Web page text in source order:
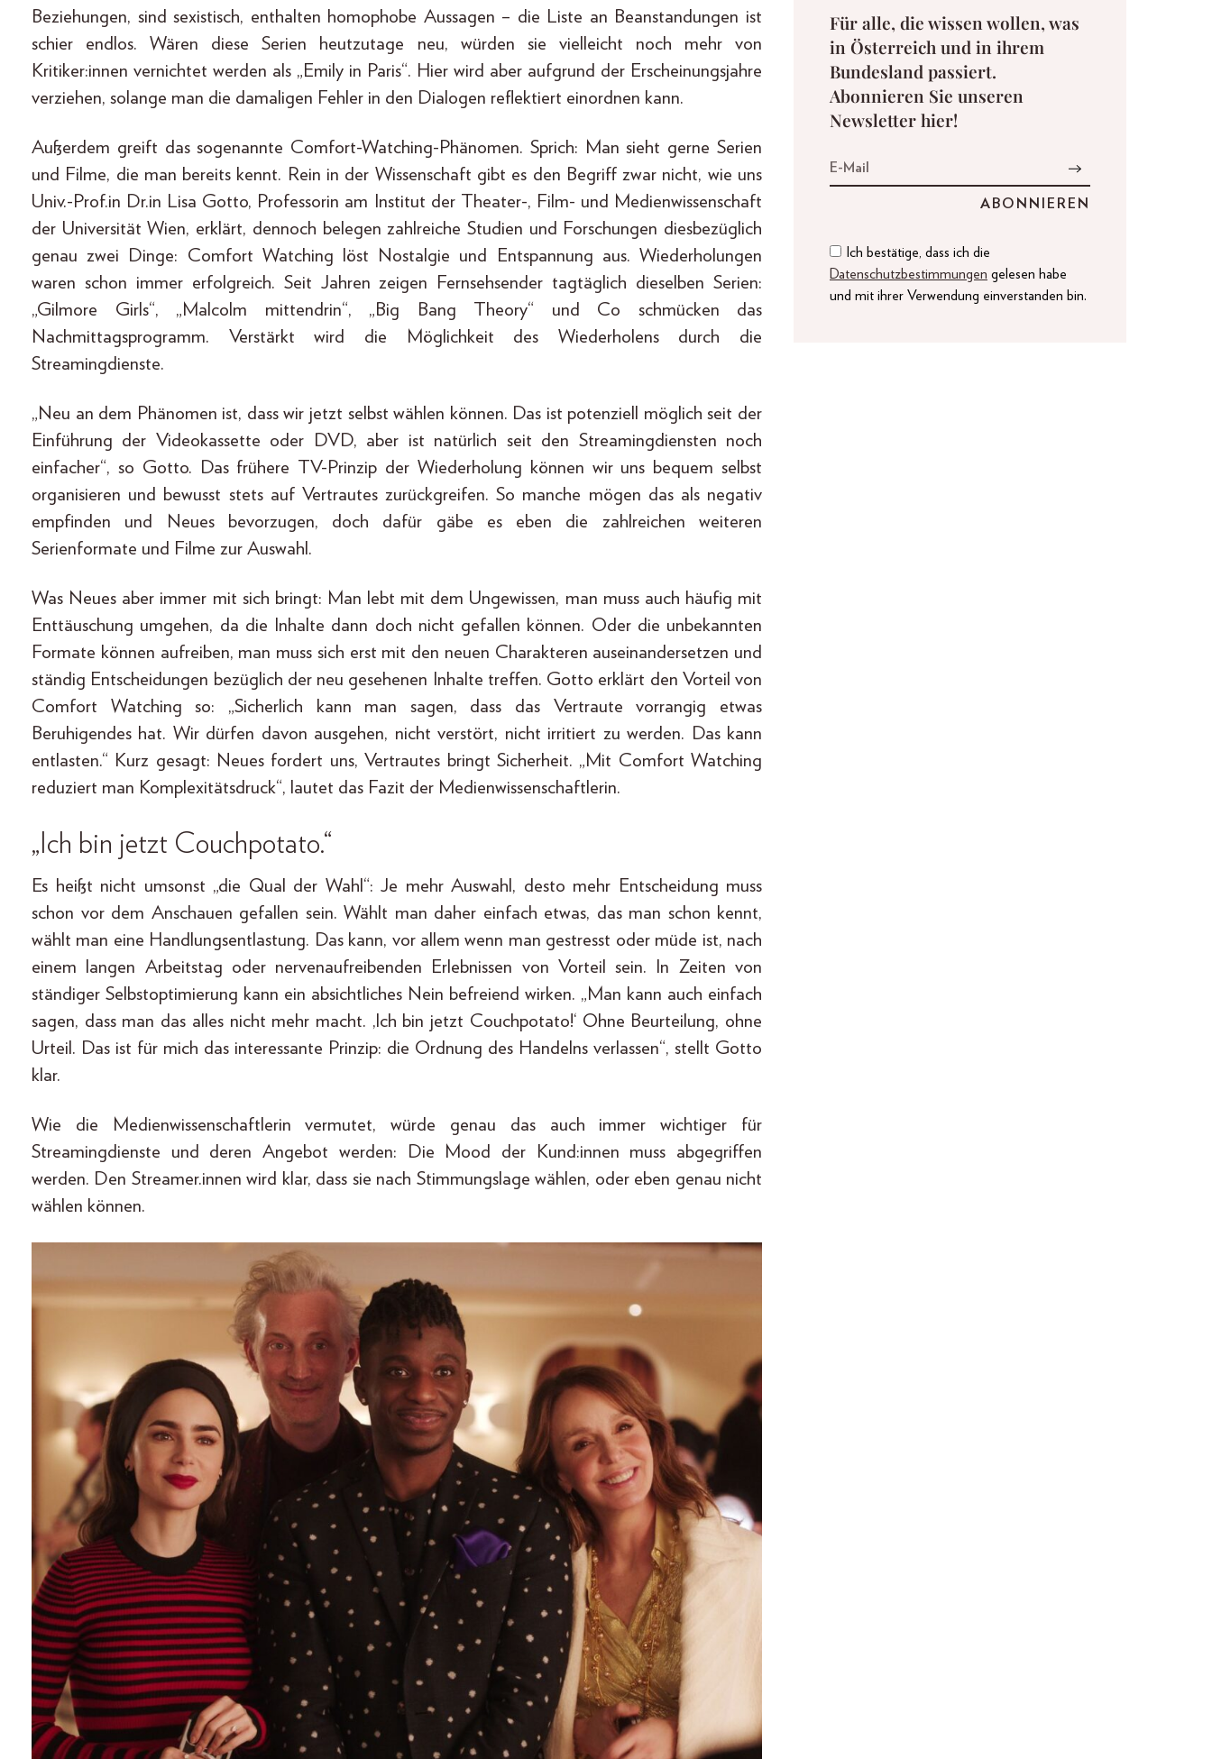
Beziehungen, sind sexistisch, enthalten homophobe Aussagen – die Liste an Beanstandungen ist
schier endlos. Wären diese Serien heutzutage neu, würden sie vielleicht noch mehr von
Kritiker:innen vernichtet werden als „Emily in Paris“. Hier wird aber aufgrund der Erscheinungsjahre
verziehen, solange man die damaligen Fehler in den Dialogen reflektiert einordnen kann.
Außerdem greift das sogenannte Comfort-Watching-Phänomen. Sprich: Man sieht gerne Serien
und Filme, die man bereits kennt. Rein in der Wissenschaft gibt es den Begriff zwar nicht, wie uns
Univ.-Prof.in Dr.in Lisa Gotto, Professorin am Institut der Theater-, Film- und Medienwissenschaft
der Universität Wien, erklärt, dennoch belegen zahlreiche Studien und Forschungen diesbezüglich
genau zwei Dinge: Comfort Watching löst Nostalgie und Entspannung aus. Wiederholungen
waren schon immer erfolgreich. Seit Jahren zeigen Fernsehsender tagtäglich dieselben Serien:
„Gilmore Girls“, „Malcolm mittendrin“, „Big Bang Theory“ und Co schmücken das
Nachmittagsprogramm. Verstärkt wird die Möglichkeit des Wiederholens durch die
Streamingdienste.
„Neu an dem Phänomen ist, dass wir jetzt selbst wählen können. Das ist potenziell möglich seit der
Einführung der Videokassette oder DVD, aber ist natürlich seit den Streamingdiensten noch
einfacher“, so Gotto. Das frühere TV-Prinzip der Wiederholung können wir uns bequem selbst
organisieren und bewusst stets auf Vertrautes zurückgreifen. So manche mögen das als negativ
empfinden und Neues bevorzugen, doch dafür gäbe es eben die zahlreichen weiteren
Serienformate und Filme zur Auswahl.
Was Neues aber immer mit sich bringt: Man lebt mit dem Ungewissen, man muss auch häufig mit
Enttäuschung umgehen, da die Inhalte dann doch nicht gefallen können. Oder die unbekannten
Formate können aufreiben, man muss sich erst mit den neuen Charakteren auseinandersetzen und
ständig Entscheidungen bezüglich der neu gesehenen Inhalte treffen. Gotto erklärt den Vorteil von
Comfort Watching so: „Sicherlich kann man sagen, dass das Vertraute vorrangig etwas
Beruhigendes hat. Wir dürfen davon ausgehen, nicht verstört, nicht irritiert zu werden. Das kann
entlasten.“ Kurz gesagt: Neues fordert uns, Vertrautes bringt Sicherheit. „Mit Comfort Watching
reduziert man Komplexitätsdruck“, lautet das Fazit der Medienwissenschaftlerin.
„Ich bin jetzt Couchpotato.“
Es heißt nicht umsonst „die Qual der Wahl“: Je mehr Auswahl, desto mehr Entscheidung muss
schon vor dem Anschauen gefallen sein. Wählt man daher einfach etwas, das man schon kennt,
wählt man eine Handlungsentlastung. Das kann, vor allem wenn man gestresst oder müde ist, nach
einem langen Arbeitstag oder nervenaufreibenden Erlebnissen von Vorteil sein. In Zeiten von
ständiger Selbstoptimierung kann ein absichtliches Nein befreiend wirken. „Man kann auch einfach
sagen, dass man das alles nicht mehr macht. ‚Ich bin jetzt Couchpotato!‘ Ohne Beurteilung, ohne
Urteil. Das ist für mich das interessante Prinzip: die Ordnung des Handelns verlassen“, stellt Gotto
klar.
Wie die Medienwissenschaftlerin vermutet, würde genau das auch immer wichtiger für
Streamingdienste und deren Angebot werden: Die Mood der Kund:innen muss abgegriffen
werden. Den Streamer.innen wird klar, dass sie nach Stimmungslage wählen, oder eben genau nicht
wählen können.
Für alle, die wissen wollen, was
in Österreich und in ihrem
Bundesland passiert.
Abonnieren Sie unseren
Newsletter hier!
Ich bestätige, dass ich die
Datenschutzbestimmungen gelesen habe
und mit ihrer Verwendung einverstanden bin.